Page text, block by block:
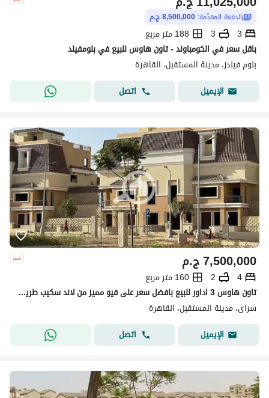
الدفعة المقدّمة: 8,500,000 ج.م
3
3
188 متر مربع
باقل سعر في الكومباوند - تاون هاوس للبيع في بلومفيلد
بلوم فيلدز، مدينة المستقبل، القاهرة
الإيميل
اتصل
ج.م7,500,000
4
2
160 متر مربع
تاون هاوس 3 اداور للبيع بافضل سعر على فيو مميز من لاند سكيب طريق السويس بجوار مدينتى بكمبوند ( سراى Sarai )
سراى، مدينة المستقبل، القاهرة
الإيميل
اتصل